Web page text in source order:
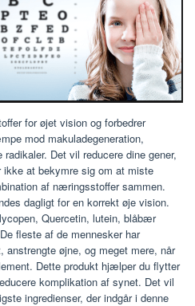
for øjet vision og forbedrer
mod makuladegeneration,
Det vil reducere dine gener,
at bekymre sig om at miste
af næringsstoffer sammen.
dagligt for en korrekt øje vision.
Quercetin, lutein, blåbær
fleste af de mennesker har
anstrengte øjne, og meget mere, når
Dette produkt hjælper du flytter
komplikation af synet. Det vil
ingredienser, der indgår i denne